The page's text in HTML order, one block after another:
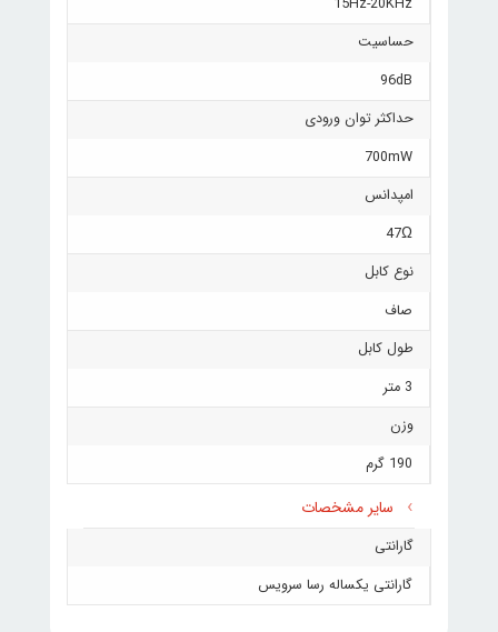
15Hz-20KHz
حساسیت
96dB
حداکثر توان ورودی
700mW
امپدانس
47Ω
نوع کابل
صاف
طول کابل
3 متر
وزن
190 گرم
سایر مشخصات
گارانتی
گارانتی یکساله رسا سرویس